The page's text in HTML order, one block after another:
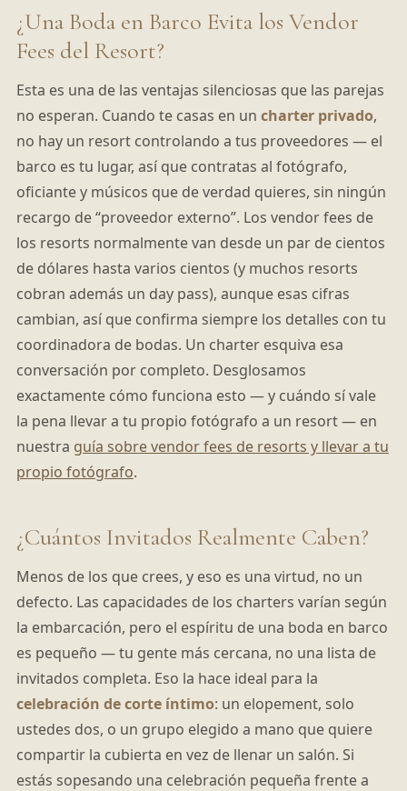
¿Una Boda en Barco Evita los Vendor
Fees del Resort?
Esta es una de las ventajas silenciosas que las parejas
no esperan. Cuando te casas en un charter privado,
no hay un resort controlando a tus proveedores — el
barco es tu lugar, así que contratas al fotógrafo,
oficiante y músicos que de verdad quieres, sin ningún
recargo de “proveedor externo”. Los vendor fees de
los resorts normalmente van desde un par de cientos
de dólares hasta varios cientos (y muchos resorts
cobran además un day pass), aunque esas cifras
cambian, así que confirma siempre los detalles con tu
coordinadora de bodas. Un charter esquiva esa
conversación por completo. Desglosamos
exactamente cómo funciona esto — y cuándo sí vale
la pena llevar a tu propio fotógrafo a un resort — en
nuestra guía sobre vendor fees de resorts y llevar a tu
propio fotógrafo.
¿Cuántos Invitados Realmente Caben?
Menos de los que crees, y eso es una virtud, no un
defecto. Las capacidades de los charters varían según
la embarcación, pero el espíritu de una boda en barco
es pequeño — tu gente más cercana, no una lista de
invitados completa. Eso la hace ideal para la
celebración de corte íntimo: un elopement, solo
ustedes dos, o un grupo elegido a mano que quiere
compartir la cubierta en vez de llenar un salón. Si
estás sopesando una celebración pequeña frente a